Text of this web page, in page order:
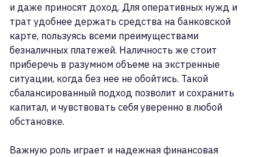
и даже приносят доход. Для оперативных нужд и
трат удобнее держать средства на банковской
карте, пользуясь всеми преимуществами
безналичных платежей. Наличность же стоит
приберечь в разумном объеме на экстренные
ситуации, когда без нее не обойтись. Такой
сбалансированный подход позволит и сохранить
капитал, и чувствовать себя уверенно в любой
обстановке.
Важную роль играет и надежная финансовая